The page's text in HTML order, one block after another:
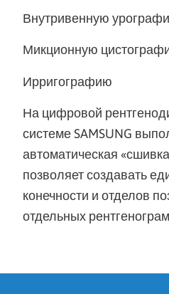
Внутривенную
Микционную
Ирригографию
На цифровой
системе SAMSUNG
автоматическая
позволяет создавать
конечности и отделов
отдельных